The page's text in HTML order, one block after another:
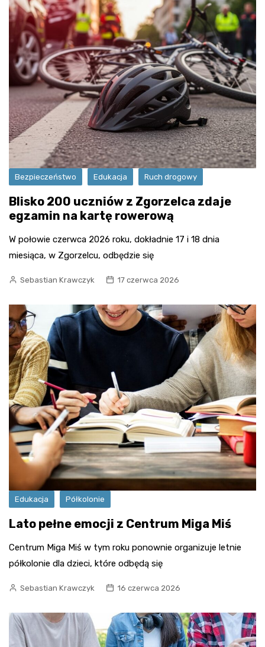
Bezpieczeństwo Edukacja Ruch drogowy
Blisko 200 uczniów z Zgorzelca zdaje
egzamin na kartę rowerową
W połowie czerwca 2026 roku, dokładnie 17 i 18 dnia
miesiąca, w Zgorzelcu, odbędzie się
Sebastian Krawczyk 17 czerwca 2026
Edukacja Półkolonie
Lato pełne emocji z Centrum Miga Miś
Centrum Miga Miś w tym roku ponownie organizuje letnie
półkolonie dla dzieci, które odbędą się
Sebastian Krawczyk 16 czerwca 2026